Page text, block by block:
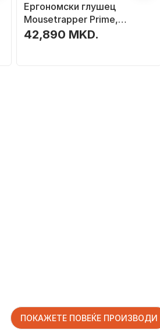
Ергономски глушец
Mousetrapper Prime,
Bluetooth, 8 програмирливи
42,890 MKD.
ПОКАЖЕТЕ ПОВЕЌЕ ПРОИЗВОДИ